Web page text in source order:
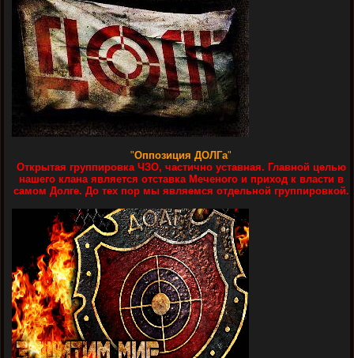
"Оппозиция ДОЛГа"
Открытая группировка ЧЗО, частично уставная. Главной целью
нашего клана является отставка Меченого и приход к власти в
самом Долге. До тех пор мы являемся отдельной группировкой.